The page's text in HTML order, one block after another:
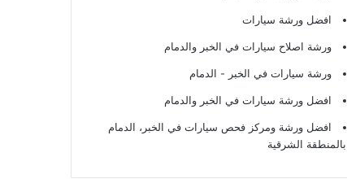
افضل ورشة سيارات
ورشة اصلاح سيارات في الخبر والدمام
ورشة سيارات في الخبر - الدمام
افضل ورشة سيارات في الخبر والدمام
افضل ورشة ومركز فحص سيارات في الخبر، الدمام
بالمنطقة الشرقية